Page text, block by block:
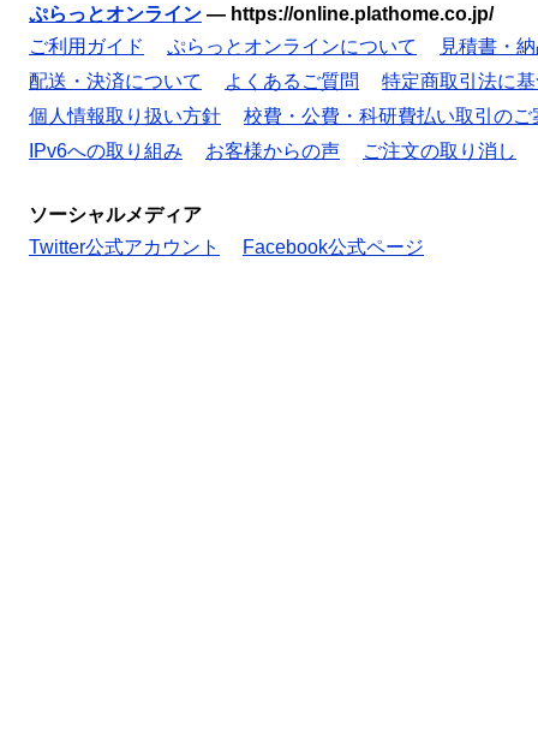
ぷらっとオンライン — https://online.plathome.co.jp/
ご利用ガイド
ぷらっとオンラインについて
見積書・
配送・決済について
よくあるご質問
特定商取引法に
個人情報取り扱い方針
校費・公費・科研費払い取引のご
IPv6への取り組み
お客様からの声 ご注文の取り消し
ソーシャルメディア
Twitter公式アカウント
Facebook公式ページ